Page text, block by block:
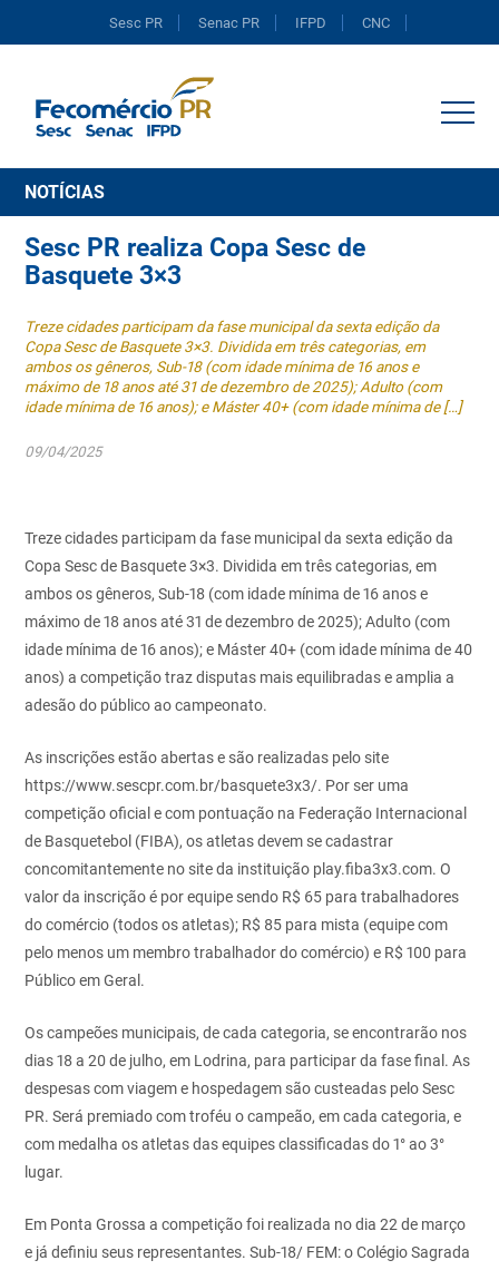
Sesc PR Senac PR IFPD CNC
NOTÍCIAS
Sesc PR realiza Copa Sesc de
Basquete 3×3
Treze cidades participam da fase municipal da sexta edição da
Copa Sesc de Basquete 3×3. Dividida em três categorias, em
ambos os gêneros, Sub-18 (com idade mínima de 16 anos e
máximo de 18 anos até 31 de dezembro de 2025); Adulto (com
idade mínima de 16 anos); e Máster 40+ (com idade mínima de […]
09/04/2025
Treze cidades participam da fase municipal da sexta edição da
Copa Sesc de Basquete 3×3. Dividida em três categorias, em
ambos os gêneros, Sub-18 (com idade mínima de 16 anos e
máximo de 18 anos até 31 de dezembro de 2025); Adulto (com
idade mínima de 16 anos); e Máster 40+ (com idade mínima de 40
anos) a competição traz disputas mais equilibradas e amplia a
adesão do público ao campeonato.
As inscrições estão abertas e são realizadas pelo site
https://www.sescpr.com.br/basquete3x3/. Por ser uma
competição oficial e com pontuação na Federação Internacional
de Basquetebol (FIBA), os atletas devem se cadastrar
concomitantemente no site da instituição play.fiba3x3.com. O
valor da inscrição é por equipe sendo R$ 65 para trabalhadores
do comércio (todos os atletas); R$ 85 para mista (equipe com
pelo menos um membro trabalhador do comércio) e R$ 100 para
Público em Geral.
Os campeões municipais, de cada categoria, se encontrarão nos
dias 18 a 20 de julho, em Lodrina, para participar da fase final. As
despesas com viagem e hospedagem são custeadas pelo Sesc
PR. Será premiado com troféu o campeão, em cada categoria, e
com medalha os atletas das equipes classificadas do 1° ao 3°
lugar.
Em Ponta Grossa a competição foi realizada no dia 22 de março
e já definiu seus representantes. Sub-18/ FEM: o Colégio Sagrada